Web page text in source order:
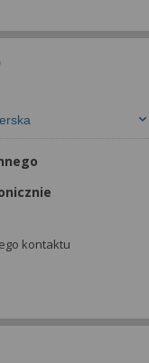
kontaktu
rejestracji